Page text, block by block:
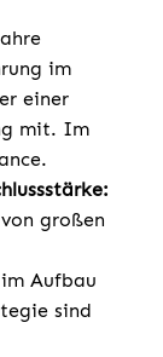
im
einer
mit. Im
großen
Aufbau
sind